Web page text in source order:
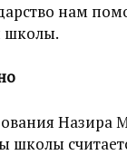
нам
школы.
Назира
школы